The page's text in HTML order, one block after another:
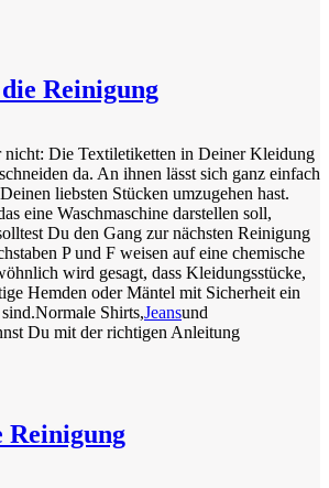
Reinigung
nicht: Die Textiletiketten in Deiner Kleidung
da. An ihnen lässt sich ganz einfach
liebsten Stücken umzugehen hast.
eine Waschmaschine darstellen soll,
Du den Gang zur nächsten Reinigung
P und F weisen auf eine chemische
wird gesagt, dass Kleidungsstücke,
Hemden oder Mäntel mit Sicherheit ein
Shirts,Jeansund
Du mit der richtigen Anleitung
Reinigung